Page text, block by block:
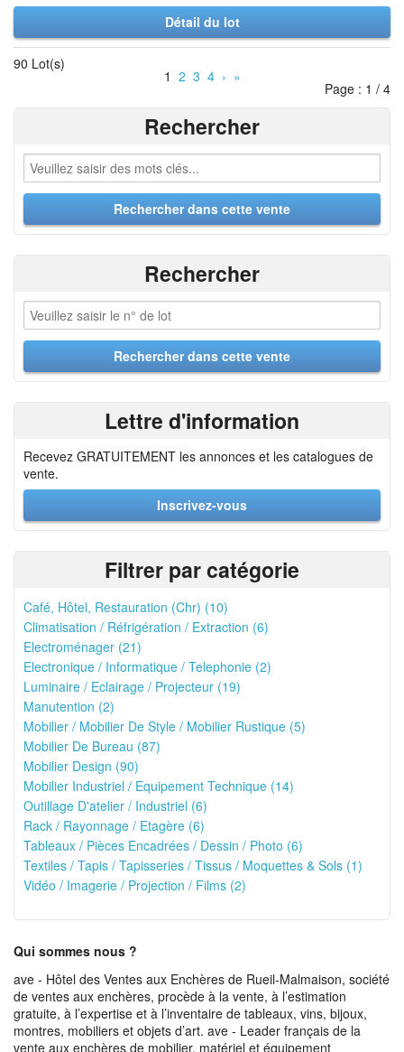
Détail du lot
90 Lot(s)
1 2 3 4 › »
Page : 1 / 4
Rechercher
Rechercher
Lettre d'information
Recevez GRATUITEMENT les annonces et les catalogues de
vente.
Inscrivez-vous
Filtrer par catégorie
Café, Hôtel, Restauration (Chr) (10)
Climatisation / Réfrigération / Extraction (6)
Electroménager (21)
Electronique / Informatique / Telephonie (2)
Luminaire / Eclairage / Projecteur (19)
Manutention (2)
Mobilier / Mobilier De Style / Mobilier Rustique (5)
Mobilier De Bureau (87)
Mobilier Design (90)
Mobilier Industriel / Equipement Technique (14)
Outillage D'atelier / Industriel (6)
Rack / Rayonnage / Etagère (6)
Tableaux / Pièces Encadrées / Dessin / Photo (6)
Textiles / Tapis / Tapisseries / Tissus / Moquettes & Sols (1)
Vidéo / Imagerie / Projection / Films (2)
Qui sommes nous ?
ave - Hôtel des Ventes aux Enchères de Rueil-Malmaison, société
de ventes aux enchères, procède à la vente, à l’estimation
gratuite, à l’expertise et à l’inventaire de tableaux, vins, bijoux,
montres, mobiliers et objets d’art. ave - Leader français de la
vente aux enchères de mobilier, matériel et équipement